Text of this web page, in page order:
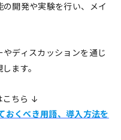
開発や実験を行い、メイ
ディスカッションを通じ
ます。
こちら ↓
くべき用語、導入方法を